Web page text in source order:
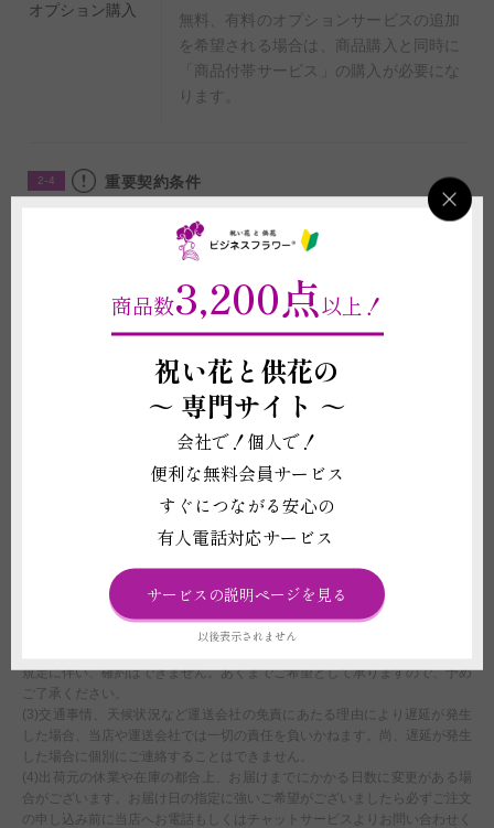
オプション購入
無料、有料のオプションサービスの追加
を希望される場合は、商品購入と同時に
「商品付帯サービス」の購入が必要にな
ります。
2-4 重要契約条件
商品に関わる重要な注意事項
(1)掲載写真はイメージのため、商品の形状や色味に差異が生じることがご
ざいますので、予めご了承いただきますようお願い申し上げます。
(2)立札やメッセージカード、器などの資材の形状や素材は在庫の都合上、
掲載イメージ写真と異なる場合がございます。これらイメージ写真と現物と
の違いを理由とする返品、返金、交換、その他の請求などには応じかねます
ので予めご了承ください。
(3)退色や破損を防ぐため、直射日光・火気・暖房器具の熱が当たる場所、
はございませんが、経年劣化については補償ができかねます。
(4)受注制作（オーダー）ですので、お申し込み後の変更、取り消しは承る
ことができません。制作開始後に、万が一お取り消しされた場合にも代金は
お客様の全額負担となります。
配送に関わる重要な注意事項
(1)平日12:00以降、土曜日12:00以降、及び営業時間外または休業日にいた
だいたご注文につきましては、翌営業日をもってご注文を承諾したものとさ
規定に伴い、確約はできません。あくまでご希望として承りますので、予め
ご了承ください。
(3)交通事情、天候状況など運送会社の免責にあたる理由により遅延が発生
した場合、当店や運送会社では一切の責任を負いかねます。尚、遅延が発生
した場合に個別にご連絡することはできません。
(4)出荷元の休業や在庫の都合上、お届けまでにかかる日数に変更がある場
合がございます。お届け日の指定に強いご希望がございましたら必ずご注文
の申し込み前に当店へお電話もしくはチャットサービスよりお問い合わせく
商品数3,200点以上！
祝い花と供花の
～ 専門サイト ～
会社で！個人で！
便利な無料会員サービス
すぐにつながる安心の
有人電話対応サービス
サービスの説明ページを見る
以後表示されません